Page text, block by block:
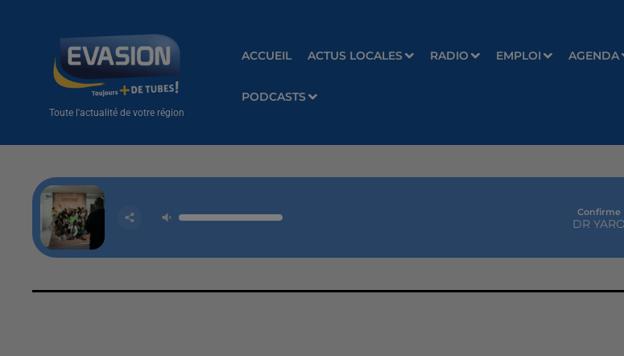
Toute l'actualité de votre région
ACCUEIL ACTUS LOCALES RADIO EMPLOI AGENDA
PODCASTS
Confirme
DR YARO